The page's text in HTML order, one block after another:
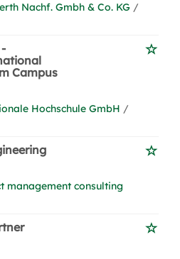
Nachf. Gmbh & Co. KG /
Campus
Hochschule GmbH /
management consulting